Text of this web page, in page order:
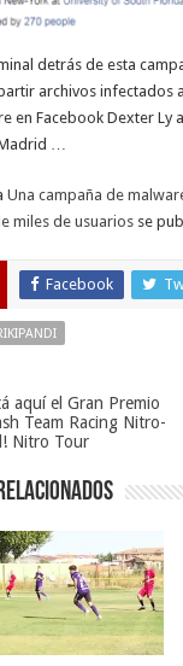
detrás de esta
archivos infectados
en Facebook Dexter Ly
…
Una campaña de
miles de usuariosse
Facebook
aquí el Gran Premio
Team Racing Nitro-
Nitro Tour